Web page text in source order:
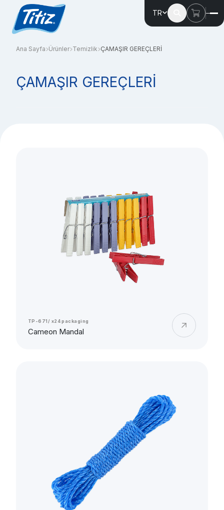
TR
Ana Sayfa Ürünler Temizlik ÇAMAŞIR GEREÇLERİ
ÇAMAŞIR GEREÇLERİ
TP-671/ x24 packaging
Cameon Mandal